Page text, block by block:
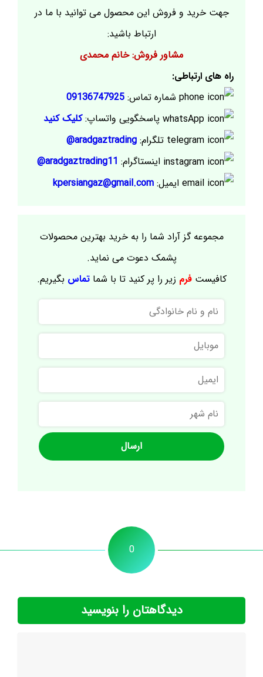
جهت خرید و فروش این محصول می توانید با ما در
ارتباط باشید:
مشاور فروش: خانم محمدی
راه های ارتباطی:
شماره تماس: 09136747925
پاسخگویی واتساپ:کلیک کنید
تلگرام: aradgaztrading@
اینستاگرام: aradgaztrading11@
ایمیل: kpersiangaz@gmail.com
مجموعه گز آراد شما را به خرید بهترین محصولات
پشمک دعوت می نماید.
کافیستفرم زیر را پر کنید تا با شماتماس بگیریم.
نام
و
نام
خانوادگی
موبایل
ایمیل
نام
شهر
0
دیدگاهتان را بنویسید